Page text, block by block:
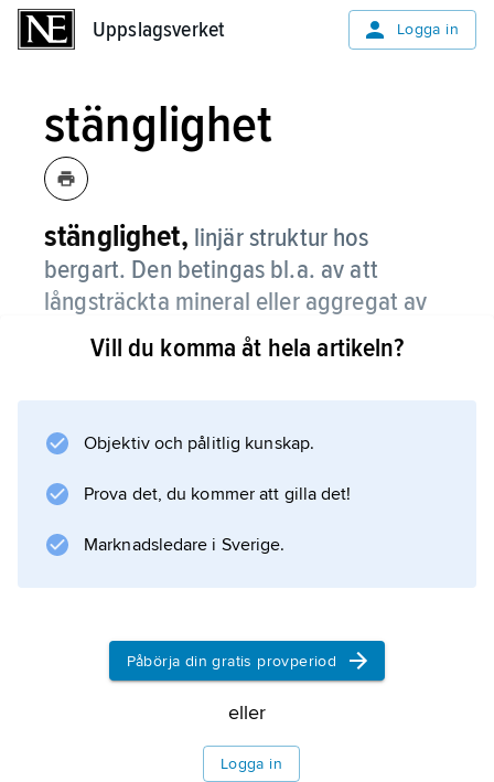
Uppslagsverket Logga in
stänglighet
stänglighet, linjär struktur hos
bergart. Den betingas bl.a. av att
långsträckta mineral eller aggregat av
mineral är orienterade parallellt.
Vill du komma åt hela artikeln?
Objektiv och pålitlig kunskap.
Prova det, du kommer att gilla det!
Marknadsledare i Sverige.
Påbörja din gratis provperiod
eller
Logga in